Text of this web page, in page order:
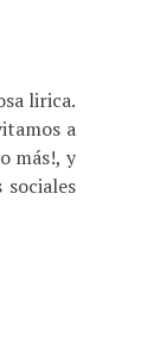
lirica.
a
más!, y